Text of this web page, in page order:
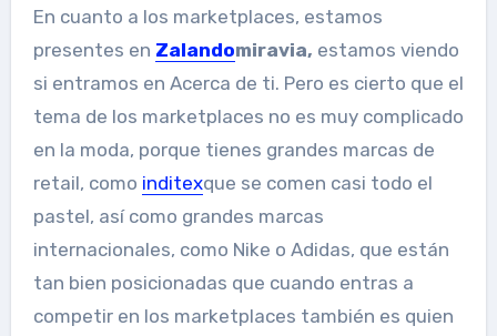
En cuanto a los marketplaces, estamos
presentes en Zalandomiravia, estamos viendo
si entramos en Acerca de ti. Pero es cierto que el
tema de los marketplaces no es muy complicado
en la moda, porque tienes grandes marcas de
retail, como inditexque se comen casi todo el
pastel, así como grandes marcas
internacionales, como Nike o Adidas, que están
tan bien posicionadas que cuando entras a
competir en los marketplaces también es quien